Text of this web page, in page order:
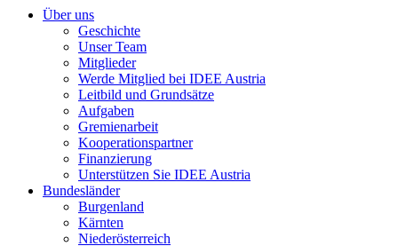
Über uns
Geschichte
Unser Team
Mitglieder
Werde Mitglied bei IDEE Austria
Leitbild und Grundsätze
Aufgaben
Gremienarbeit
Kooperationspartner
Finanzierung
Unterstützen Sie IDEE Austria
Bundesländer
Burgenland
Kärnten
Niederösterreich